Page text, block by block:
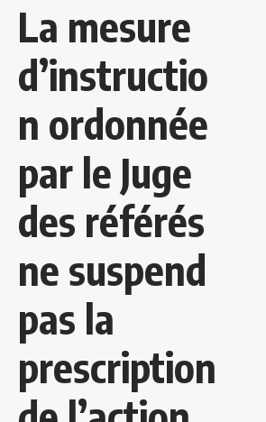
La mesure
d’instructio
n ordonnée
par le Juge
des référés
ne suspend
pas la
prescription